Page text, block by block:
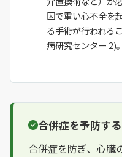
因で重い心不全を
る手術が行われる
病研究センター 2)。
合併症を予防す
合併症を防ぎ、心臓